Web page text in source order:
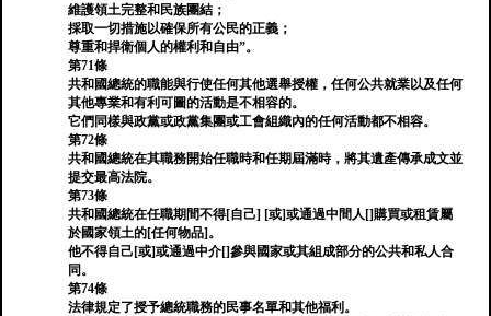
維護領土完整和民族團結；
採取一切措施以確保所有公民的正義；
尊重和捍衛個人的權利和自由”。
第71條
共和國總統的職能與行使任何其他選舉授權，任何公共就業以及任何
其他專業和有利可圖的活動是不相容的。
它們同樣與政黨或政黨集團或工會組織內的任何活動都不相容。
第72條
共和國總統在其職務開始任職時和任期屆滿時，將其遺產傳承成文並
提交最高法院。
第73條
共和國總統在任職期間不得[自己] [或]或通過中間人[]購買或租賃屬
於國家領土的[任何物品]。
他不得自己[或]或通過中介[]參與國家或其組成部分的公共和私人合
同。
第74條
法律規定了授予總統職務的民事名單和其他福利。